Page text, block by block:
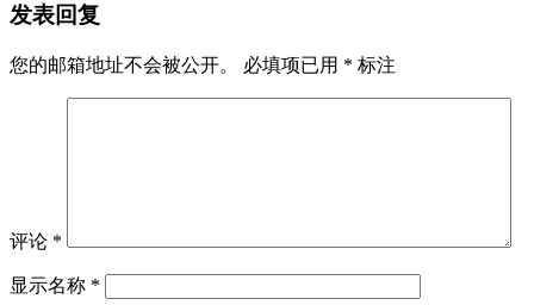
发表回复
您的邮箱地址不会被公开。 必填项已用 * 标注
评论 *
显示名称 *